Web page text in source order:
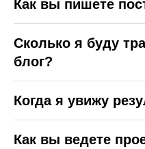
Как вы пишете
Сколько я буду
блог?
Когда я увижу
Как вы ведете